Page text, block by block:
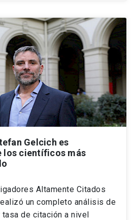
Gelcich es
los científicos más
Altamente Citados
un completo análisis de
de citación a nivel